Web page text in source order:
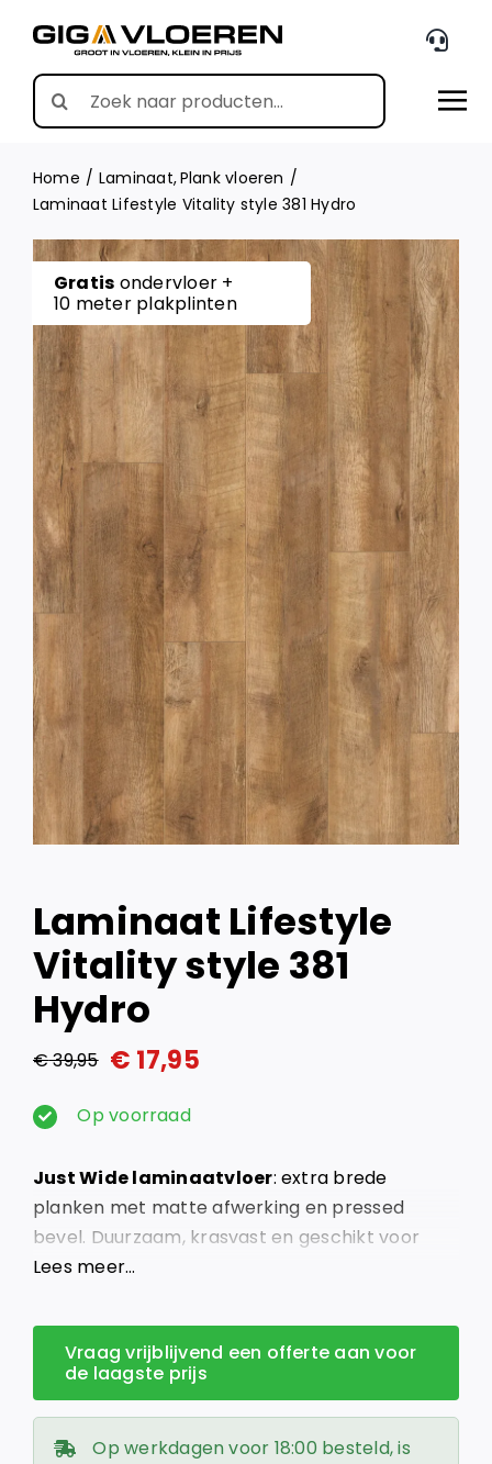
content
Search
for:
Home Laminaat Plank vloeren
Laminaat Lifestyle Vitality style 381 Hydro
Gratis ondervloer +
10 meter plakplinten
Laminaat Lifestyle
Vitality style 381
Hydro
€39,95
Oorspronkelijke
prijs
€ 39,95.
€ 17,95
Huidige
prijs
€ 17,95.
Op voorraad
Just Wide laminaatvloer: extra brede
planken met matte afwerking en pressed
bevel. Duurzaam, krasvast en geschikt voor
vloerverwarming.
Lees meer…
Vraag vrijblijvend een offerte aan voor
de laagste prijs
Op werkdagen voor 18:00 besteld, is